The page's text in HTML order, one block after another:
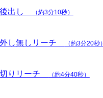
後出し （約3分10秒）
し無しリーチ （約3分20秒）
切りリーチ （約4分40秒）